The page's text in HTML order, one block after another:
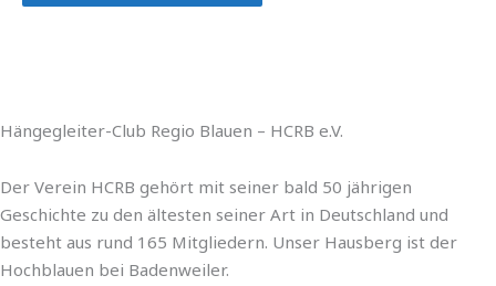
Hängegleiter-Club Regio Blauen – HCRB e.V.
Der Verein HCRB gehört mit seiner bald 50 jährigen
Geschichte zu den ältesten seiner Art in Deutschland und
besteht aus rund 165 Mitgliedern. Unser Hausberg ist der
Hochblauen bei Badenweiler.